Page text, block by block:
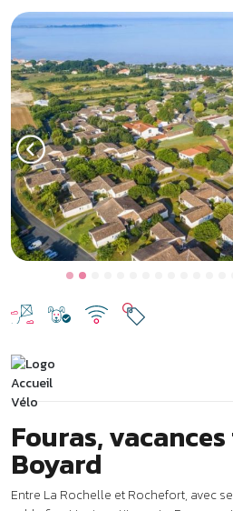
Fouras,
Boyard
Entre La Rochelle et Rochefort, avec
sable fin et trois petits ports, Fouras
vacances en Charente-Maritime. À
village vacances Fouras
conviviale pour des vacances
à Fouras
explorer les îles de l’archipel
passer une journée à La Rochelle
tours et son marché central. En famille
votre location vacances à Azureva
séjour relaxant entre océan, nature et